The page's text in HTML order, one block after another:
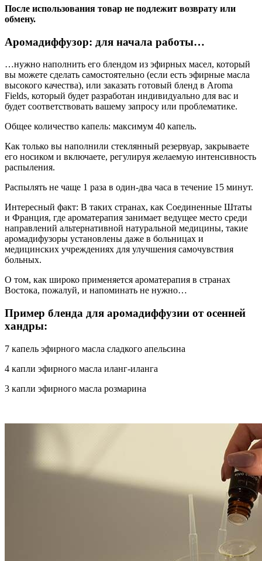
После использования товар не подлежит возврату или
обмену.
Аромадиффузор: для начала работы…
…нужно наполнить его блендом из эфирных масел, который
вы можете сделать самостоятельно (если есть эфирные масла
высокого качества), или заказать готовый бленд в Aroma
Fields, который будет разработан индивидуально для вас и
будет соответствовать вашему запросу или проблематике.
Общее количество капель: максимум 40 капель.
Как только вы наполнили стеклянный резервуар, закрываете
его носиком и включаете, регулируя желаемую интенсивность
распыления.
Распылять не чаще 1 раза в один-два часа в течение 15 минут.
Интересный факт: В таких странах, как Соединенные Штаты
и Франция, где ароматерапия занимает ведущее место среди
направлений альтернативной натуральной медицины, такие
аромадифузоры установлены даже в больницах и
медицинских учреждениях для улучшения самочувствия
больных.
О том, как широко применяется ароматерапия в странах
Востока, пожалуй, и напоминать не нужно…
Пример бленда для аромадиффузии от осенней
хандры:
7 капель эфирного масла сладкого апельсина
4 капли эфирного масла иланг-иланга
3 капли эфирного масла розмарина